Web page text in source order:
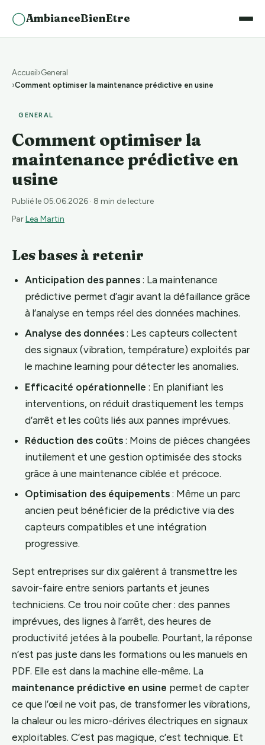
◯AmbianceBienEtre
Accueil
General
Comment optimiser la maintenance prédictive en usine
GENERAL
Comment optimiser la
maintenance prédictive en
usine
Publié le 05.06.2026 · 8 min de lecture
ParLea Martin
Les bases à retenir
Anticipation des pannes : La maintenance
prédictive permet d’agir avant la défaillance grâce
à l’analyse en temps réel des données machines.
Analyse des données : Les capteurs collectent
des signaux (vibration, température) exploités par
le machine learning pour détecter les anomalies.
Efficacité opérationnelle : En planifiant les
interventions, on réduit drastiquement les temps
d’arrêt et les coûts liés aux pannes imprévues.
Réduction des coûts : Moins de pièces changées
inutilement et une gestion optimisée des stocks
grâce à une maintenance ciblée et précoce.
Optimisation des équipements : Même un parc
ancien peut bénéficier de la prédictive via des
capteurs compatibles et une intégration
progressive.
Sept entreprises sur dix galèrent à transmettre les
savoir-faire entre seniors partants et jeunes
techniciens. Ce trou noir coûte cher : des pannes
imprévues, des lignes à l’arrêt, des heures de
productivité jetées à la poubelle. Pourtant, la réponse
n’est pas juste dans les formations ou les manuels en
PDF. Elle est dans la machine elle-même. La
maintenance prédictive en usine permet de capter
ce que l’œil ne voit pas, de transformer les vibrations,
la chaleur ou les micro-dérives électriques en signaux
exploitables. C’est pas magique, c’est technique. Et